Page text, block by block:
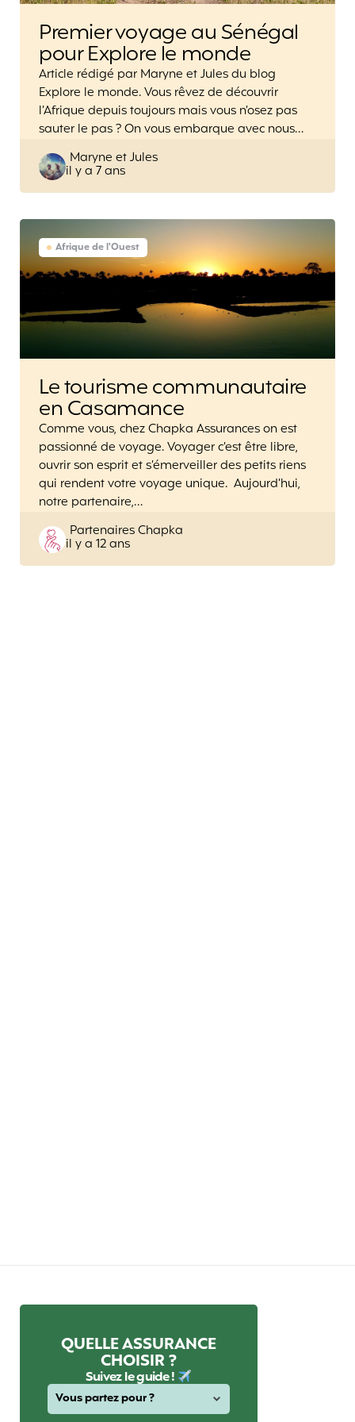
Premier voyage au Sénégal
pour Explore le monde
Article rédigé par Maryne et Jules du blog
Explore le monde. Vous rêvez de découvrir
l’Afrique depuis toujours mais vous n’osez pas
sauter le pas ? On vous embarque avec nous…
Posted
by
Maryne et Jules
il y a 7 ans
Afrique de l'Ouest
Le tourisme communautaire
en Casamance
Comme vous, chez Chapka Assurances on est
passionné de voyage. Voyager c’est être libre,
ouvrir son esprit et s’émerveiller des petits riens
qui rendent votre voyage unique. Aujourd’hui,
notre partenaire,…
Posted
by
Partenaires Chapka
il y a 12 ans
QUELLE ASSURANCE
CHOISIR ?
Suivez le guide !